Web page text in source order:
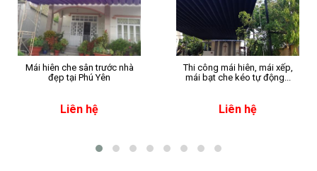
Mái hiên che sân trước nhà
đẹp tại Phú Yên
Liên hệ
Thi công mái hiên, mái xếp,
mái bạt che kéo tự động...
Liên hệ